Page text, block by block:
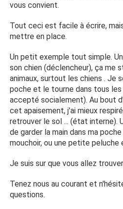
vous convient.
Tout ceci est facile à écrire,
mettre en place.
Un petit exemple tout simple.
son chien (déclencheur), ça me
animaux, surtout les chiens . Je
poche et le tourne dans tous les
accepté socialement). Au bout
cet apaisement, j'ai mieux
retrouver le sol ... (état
de garder la main dans ma
mouchoir, ou une petite peluche
Je suis sur que vous allez
Tenez nous au courant et
questions.